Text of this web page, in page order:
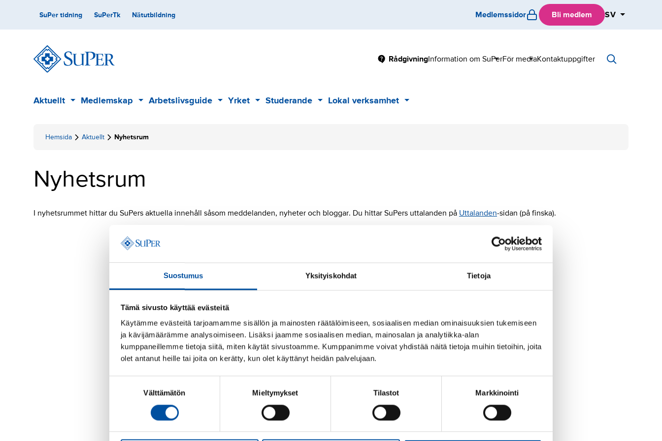
Suostumus Yksityiskohdat Tietoja
Tämä sivusto käyttää evästeitä
Käytämme evästeitä tarjoamamme sisällön ja mainosten räätälöimiseen, sosiaalisen median ominaisuuksien tukemiseen
ja kävijämäärämme analysoimiseen. Lisäksi jaamme sosiaalisen median, mainosalan ja analytiikka-alan
kumppaneillemme tietoja siitä, miten käytät sivustoamme. Kumppanimme voivat yhdistää näitä tietoja muihin tietoihin, joita
olet antanut heille tai joita on kerätty, kun olet käyttänyt heidän palvelujaan.
Välttämätön Mieltymykset Tilastot Markkinointi
content
Secondary
SuPer tidning SuPerTk Nätutbildning Medlemssidor Bli medlem SV
Main
RådgivningInformation om SuPerSubFör mediaSubKontaktuppgifter
Main
Aktuellt
SubMedlemskap
SubArbetslivsguide
SubYrket
SubStuderande
SubLokal verksamhet
Sub
Hemsida Aktuellt Nyhetsrum
Nyhetsrum
I nyhetsrummet hittar du SuPers aktuella innehåll såsom meddelanden, nyheter och bloggar. Du hittar SuPers uttalanden på Uttalanden-sidan (på finska).